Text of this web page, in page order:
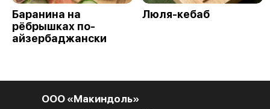
Баранина на
рёбрышках по-
айзербаджански
Люля-кебаб
ООО «Макиндоль»